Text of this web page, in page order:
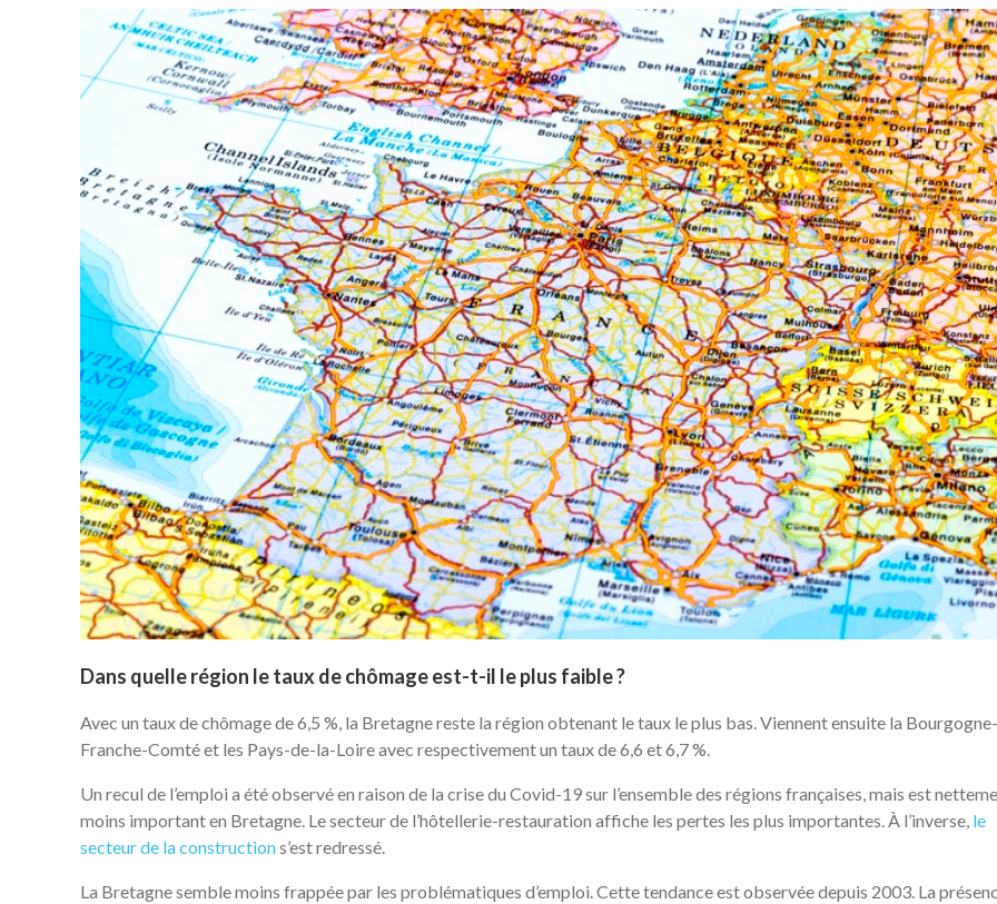
Dans quelle région le taux de chômage est-t-il le plus faible ?
Avec un taux de chômage de 6,5 %, la Bretagne reste la région obtenant le taux le plus bas. Viennent ensuite la Bourgogne-
Franche-Comté et les Pays-de-la-Loire avec respectivement un taux de 6,6 et 6,7 %.
Un recul de l’emploi a été observé en raison de la crise du Covid-19 sur l’ensemble des régions françaises, mais est
moins important en Bretagne. Le secteur de l’hôtellerie-restauration affiche les pertes les plus importantes. À l’inverse, le
secteur de la constructions’est redressé.
La Bretagne semble moins frappée par les problématiques d’emploi. Cette tendance est observée depuis 2003. La